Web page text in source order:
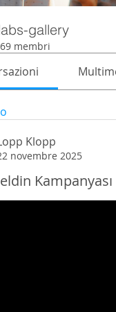
gallery
membri
Klopp
novembre 2025
Kampanyası